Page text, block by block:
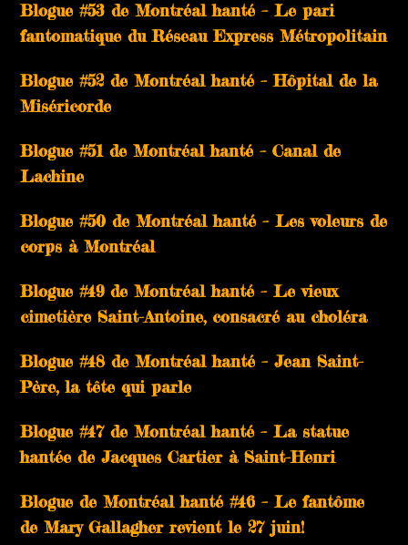
Blogue #53 de Montréal hanté – Le pari
fantomatique du Réseau Express Métropolitain
Blogue #52 de Montréal hanté – Hôpital de la
Miséricorde
Blogue #51 de Montréal hanté – Canal de
Lachine
Blogue #50 de Montréal hanté – Les voleurs de
corps à Montréal
Blogue #49 de Montréal hanté – Le vieux
cimetière Saint-Antoine, consacré au choléra
Blogue #48 de Montréal hanté – Jean Saint-
Père, la tête qui parle
Blogue #47 de Montréal hanté – La statue
hantée de Jacques Cartier à Saint-Henri
Blogue de Montréal hanté #46 – Le fantôme
de Mary Gallagher revient le 27 juin!